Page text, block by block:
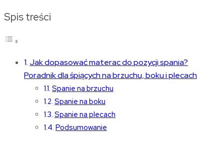
Spis treści
Jak dopasować materac do pozycji spania?
Poradnik dla śpiących na brzuchu, boku i plecach
Spanie na brzuchu
Spanie na boku
Spanie na plecach
Podsumowanie